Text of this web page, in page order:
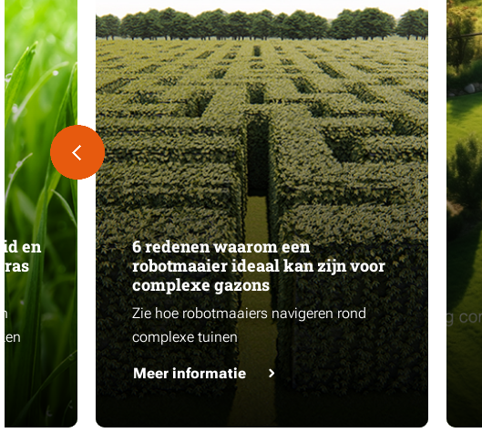
en
6 redenen waarom een
robotmaaier ideaal kan zijn voor
complexe gazons
Zie hoe robotmaaiers navigeren rond
complexe tuinen
Meer informatie